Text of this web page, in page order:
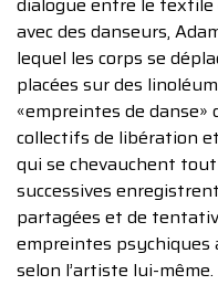
avec des danseurs,
lequel les corps se
placées sur des
«empreintes de
collectifs de libération
qui se chevauchent
successives
partagées et de
empreintes psychiques
selon l’artiste lui-même.